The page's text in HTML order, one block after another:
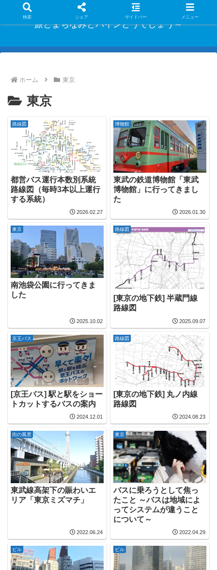
旅とまちなみとパインどうでしょう～
ホーム 東京
東京
路線図
都営バス運行本数別系統
路線図（毎時3本以上運行
する系統）
2026.02.27
博物館
東武の鉄道博物館「東武
博物館」に行ってきまし
た
2026.01.30
東京
南池袋公園に行ってきま
した
2025.10.02
路線図
[東京の地下鉄] 半蔵門線
路線図
2025.09.07
京王バス
[京王バス] 駅と駅をショー
トカットするバスの案内
2024.12.01
路線図
[東京の地下鉄] 丸ノ内線
路線図
2024.08.23
街の風景
東武線高架下の賑わいエ
リア「東京ミズマチ」
2022.06.24
東京
バスに乗ろうとして焦っ
たこと ～バスは地域によ
ってシステムが違うこと
について～
2022.04.29
ビル ビル
検索 シェア サイドバー メニュー